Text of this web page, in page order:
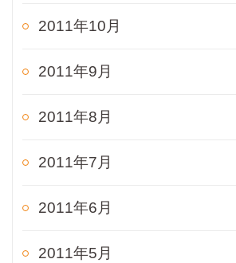
2011年10月
2011年9月
2011年8月
2011年7月
2011年6月
2011年5月